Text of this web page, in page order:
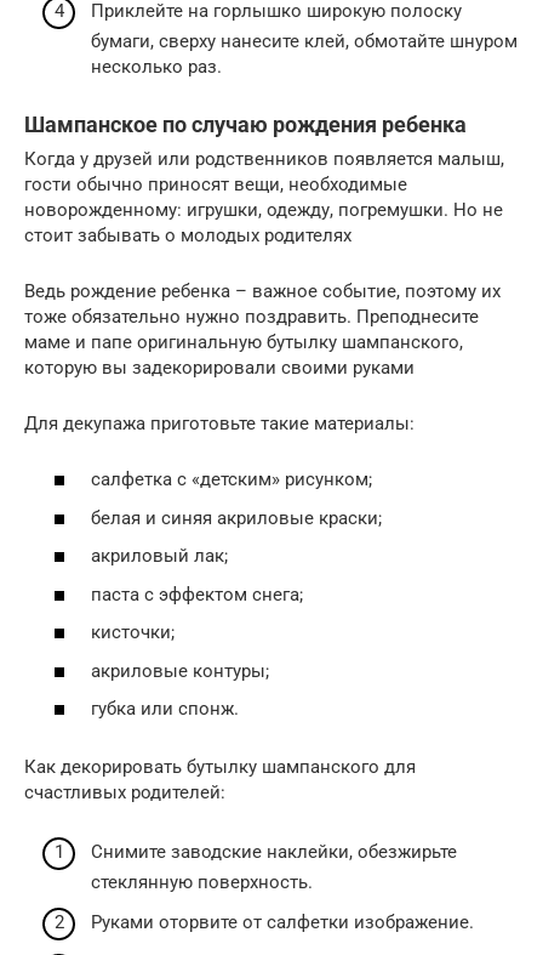
Приклейте на горлышко широкую полоску
бумаги, сверху нанесите клей, обмотайте шнуром
несколько раз.
Шампанское по случаю рождения ребенка
Когда у друзей или родственников появляется малыш,
гости обычно приносят вещи, необходимые
новорожденному: игрушки, одежду, погремушки. Но не
стоит забывать о молодых родителях
Ведь рождение ребенка – важное событие, поэтому их
тоже обязательно нужно поздравить. Преподнесите
маме и папе оригинальную бутылку шампанского,
которую вы задекорировали своими руками
Для декупажа приготовьте такие материалы:
салфетка с «детским» рисунком;
белая и синяя акриловые краски;
акриловый лак;
паста с эффектом снега;
кисточки;
акриловые контуры;
губка или спонж.
Как декорировать бутылку шампанского для
счастливых родителей:
Снимите заводские наклейки, обезжирьте
стеклянную поверхность.
Руками оторвите от салфетки изображение.